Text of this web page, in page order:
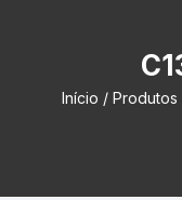
Início / Produtos